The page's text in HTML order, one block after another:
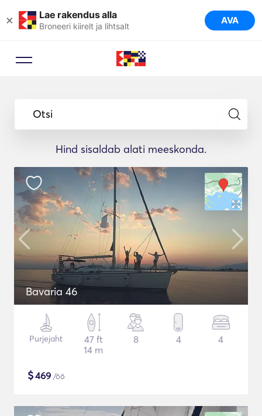
× Lae rakendus alla
Broneeri kiirelt ja lihtsalt AVA
Otsi
Hind sisaldab alati meeskonda.
Bavaria 46
Purjejaht
47 ft
14 m
8 4 4
$469 /öö